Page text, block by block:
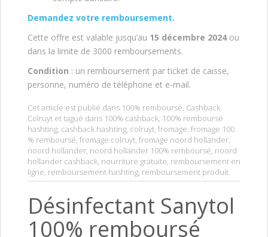
Demandez votre remboursement.
Cette offre est valable jusqu’au 15 décembre 2024ou
dans la limite de 3000 remboursements.
Condition : un remboursement par ticket de caisse,
personne, numéro de téléphone et e-mail.
Cet article est publié dans 100% remboursé, Cashback,
Colruyt et tagué dans 100% cashback, 100% remboursé
hashting, cashback hashting, colruyt, fromage, fromage 100
% remboursé, fromage colruyt, fromage noord hollander,
noord hollander, noord hollander 100% remboursé, noord
hollander cashback, nourriture gratuite, remboursement en
ligne, remboursement hashting, remboursement produit.
Désinfectant Sanytol
100% remboursé